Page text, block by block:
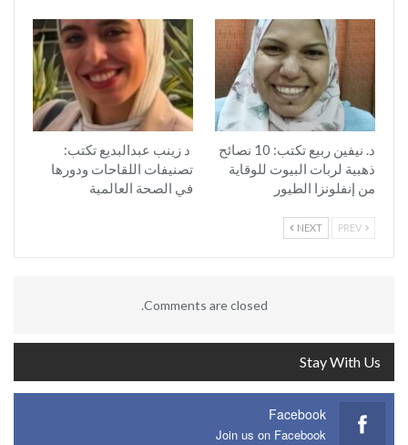
د. نيفين ربيع تكتب: 10 نصائح
ذهبية لربات البيوت للوقاية
من إنفلونزا الطيور
د زينب عبدالبديع تكتب:
تصنيفات اللقاحات ودورها
في الصحة العالمية
NEXT
Comments are closed.
Stay With Us
Facebook
Join us on Facebook